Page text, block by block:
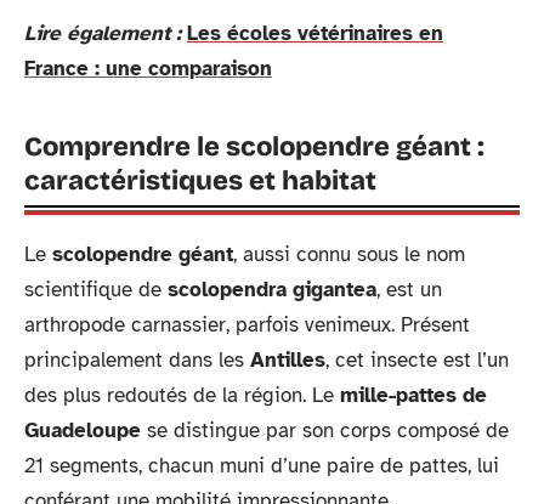
Lire également : Les écoles vétérinaires en
France : une comparaison
Comprendre le scolopendre géant :
caractéristiques et habitat
Le scolopendre géant, aussi connu sous le nom
scientifique de scolopendra gigantea, est un
arthropode carnassier, parfois venimeux. Présent
principalement dans les Antilles, cet insecte est l’un
des plus redoutés de la région. Le mille-pattes de
Guadeloupe se distingue par son corps composé de
21 segments, chacun muni d’une paire de pattes, lui